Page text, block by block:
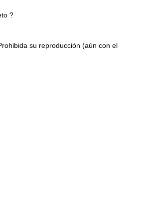
?
su reproducción (aún con el